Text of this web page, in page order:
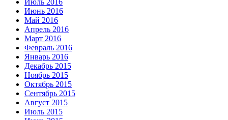
Июнь 2016
Май 2016
Апрель 2016
Март 2016
Февраль 2016
Январь 2016
Декабрь 2015
Ноябрь 2015
Октябрь 2015
Сентябрь 2015
Август 2015
Июль 2015